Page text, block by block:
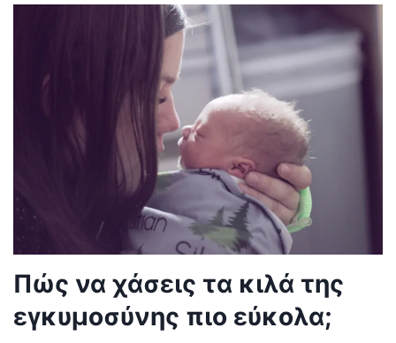
Πώς να χάσεις τα κιλά της
εγκυμοσύνης πιο εύκολα;